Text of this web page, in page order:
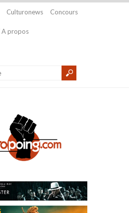
Culturonews Concours
A propos